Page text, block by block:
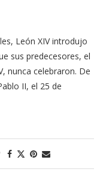
León XIV introdujo
sus predecesores, el
nunca celebraron. De
II, el 25 de